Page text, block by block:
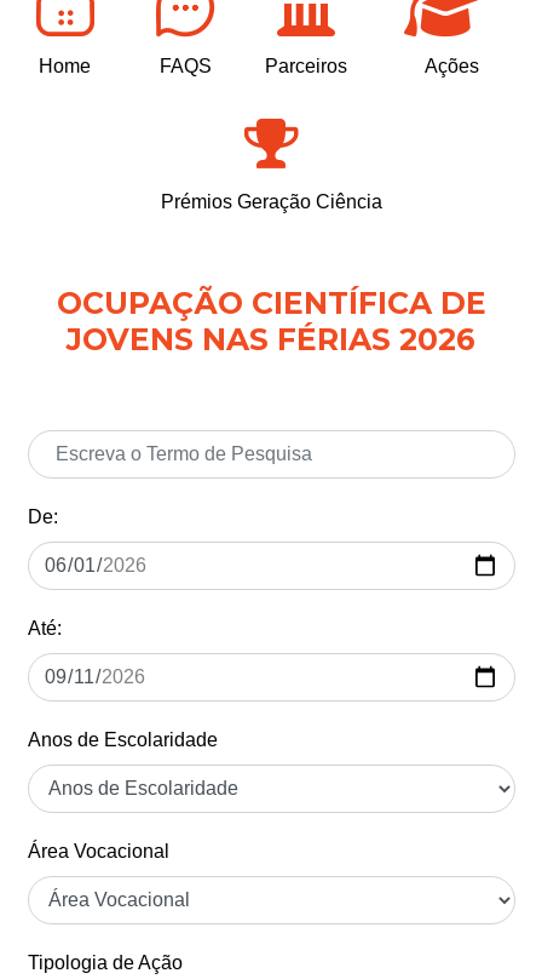
Home FAQS Parceiros Ações
Prémios Geração Ciência
OCUPAÇÃO CIENTÍFICA DE
JOVENS NAS FÉRIAS 2026
De:
Até:
Anos de Escolaridade
Área Vocacional
Tipologia de Ação